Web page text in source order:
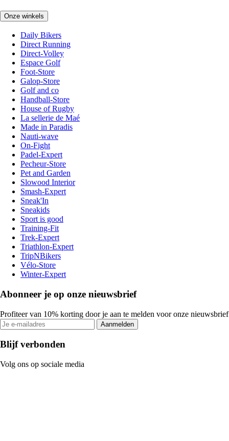
Onze winkels
Daily Bikers
Direct Running
Direct-Volley
Espace Golf
Foot-Store
Galop-Store
Golf and co
Handball-Store
House of Rugby
La sellerie de Maé
Made in Paradis
Nauti-wave
On-Fight
Padel-Expert
Pecheur-Store
Pet and Garden
Slowood Interior
Smash-Expert
Sneak'In
Sneakids
Sport is good
Training-Fit
Trek-Expert
Triathlon-Expert
TripNBikers
Vélo-Store
Winter-Expert
Abonneer je op onze nieuwsbrief
Profiteer van 10% korting door je aan te melden voor onze nieuwsbrief
Aanmelden
Blijf verbonden
Volg ons op sociale media